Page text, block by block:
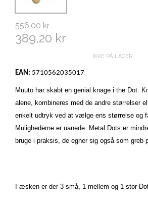
556,00 kr
389,20 kr
IKKE PÅ LAGER
EAN: 5710562035017
Muuto har skabt en genial knage i the Dot.
alene, kombineres med de andre størrelser
enkelt udtryk ved at vælge ens størrelse og
Mulighederne er uanede. Metal Dots er
bruge i praksis, de egner sig også som greb
I æsken er der 3 små, 1 mellem og 1 stor